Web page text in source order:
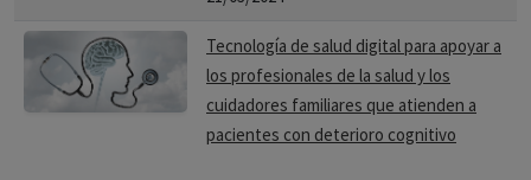
Tecnología de salud digital para apoyar a
los profesionales de la salud y los
cuidadores familiares que atienden a
pacientes con deterioro cognitivo